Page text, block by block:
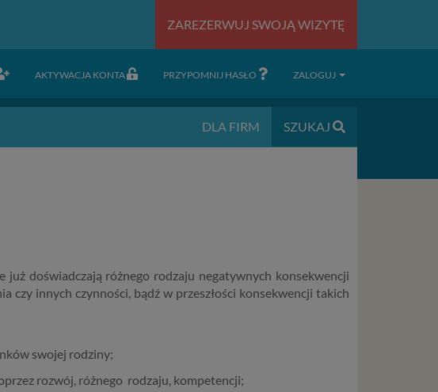
ZAREZERWUJ SWOJĄ WIZYTĘ
AKTYWACJA KONTA PRZYPOMNIJ HASŁO ZALOGUJ
DLA FIRM SZUKAJ
doświadczają różnego rodzaju negatywnych konsekwencji
czy innych czynności, bądź w przeszłości konsekwencji takich
swojej rodziny;
rozwój, różnego rodzaju, kompetencji;